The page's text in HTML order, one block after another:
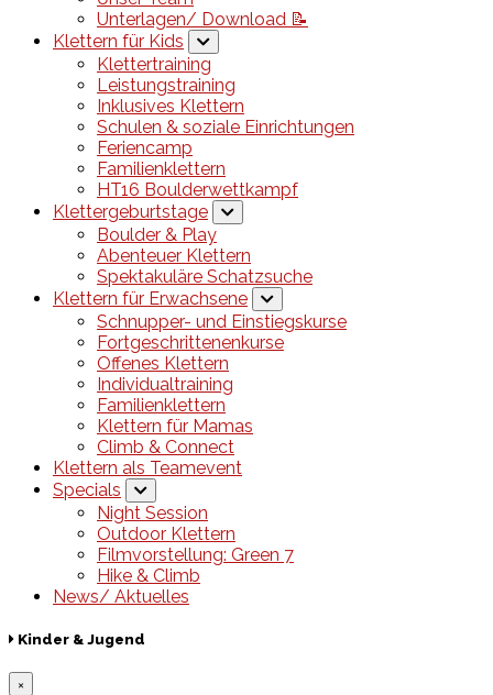
Unterlagen/ Download 📝
Klettern für Kids
Klettertraining
Leistungstraining
Inklusives Klettern
Schulen & soziale Einrichtungen
Feriencamp
Familienklettern
HT16 Boulderwettkampf
Klettergeburtstage
Boulder & Play
Abenteuer Klettern
Spektakuläre Schatzsuche
Klettern für Erwachsene
Schnupper- und Einstiegskurse
Fortgeschrittenenkurse
Offenes Klettern
Individualtraining
Familienklettern
Klettern für Mamas
Climb & Connect
Klettern als Teamevent
Specials
Night Session
Outdoor Klettern
Filmvorstellung: Green 7
Hike & Climb
News/ Aktuelles
Kinder & Jugend
×